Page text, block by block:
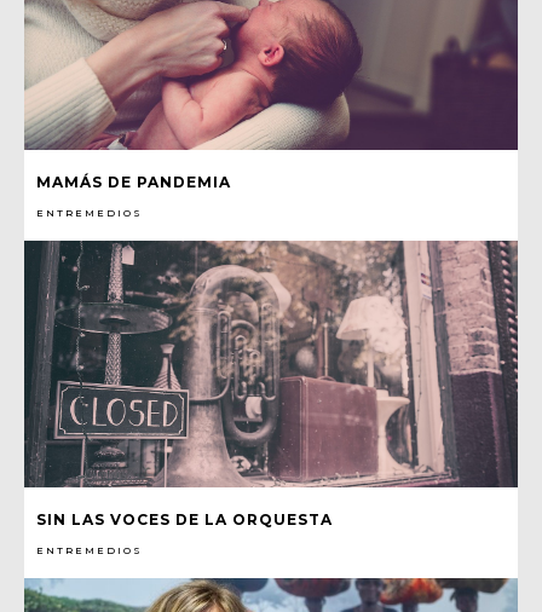
MAMÁS DE PANDEMIA
ENTREMEDIOS
SIN LAS VOCES DE LA ORQUESTA
ENTREMEDIOS